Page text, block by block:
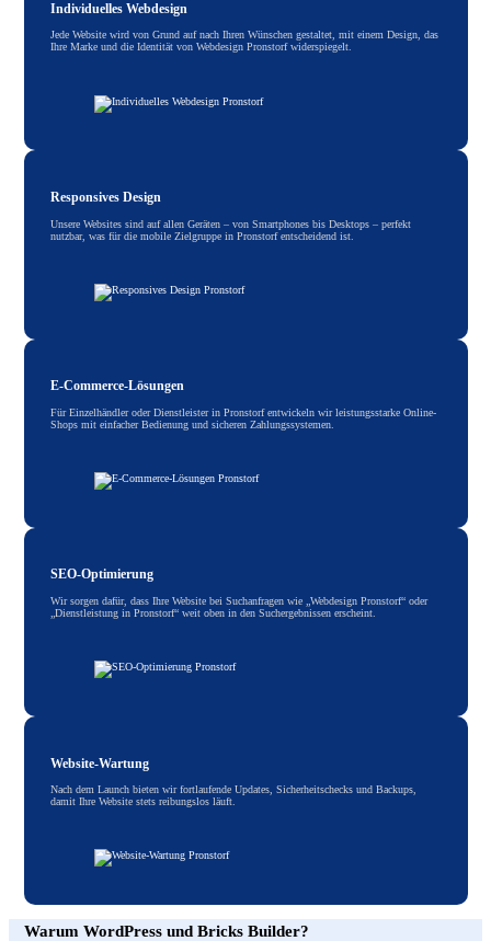
Individuelles Webdesign
Jede Website wird von Grund auf nach Ihren Wünschen gestaltet, mit einem Design, das
Ihre Marke und die Identität von Webdesign Pronstorf widerspiegelt.
Responsives Design
Unsere Websites sind auf allen Geräten – von Smartphones bis Desktops – perfekt
nutzbar, was für die mobile Zielgruppe in Pronstorf entscheidend ist.
E-Commerce-Lösungen
Für Einzelhändler oder Dienstleister in Pronstorf entwickeln wir leistungsstarke Online-
Shops mit einfacher Bedienung und sicheren Zahlungssystemen.
SEO-Optimierung
Wir sorgen dafür, dass Ihre Website bei Suchanfragen wie „Webdesign Pronstorf“ oder
„Dienstleistung in Pronstorf“ weit oben in den Suchergebnissen erscheint.
Website-Wartung
Nach dem Launch bieten wir fortlaufende Updates, Sicherheitschecks und Backups,
damit Ihre Website stets reibungslos läuft.
Warum WordPress und Bricks Builder?